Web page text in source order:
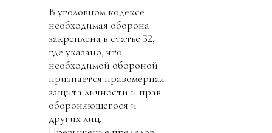
В уголовном кодексе
необходимая оборона
закреплена в статье 32,
где указано, что
необходимой обороной
признается правомерная
защита личности и прав
обороняющегося и
других лиц.